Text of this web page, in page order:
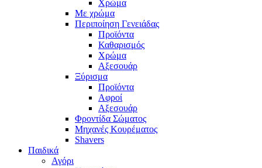
Χρώμα
Με χρώμα
Περιποίηση Γενειάδας
Προϊόντα
Καθαρισμός
Χρώμα
Αξεσουάρ
Ξύρισμα
Προϊόντα
Αφροί
Αξεσουάρ
Φροντίδα Σώματος
Μηχανές Κουρέματος
Shavers
Παιδικά
Αγόρι